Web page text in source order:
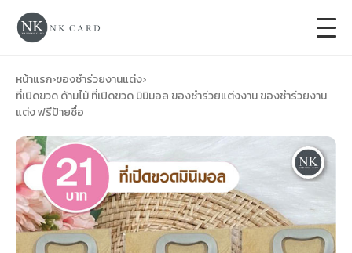
การ์ดแต่งงาน
ของชำร่วยงานแต่ง
ของรับไหว้ +
ป้ายของชำร่วยงานแต่ง
การ์ดงานบวช
หน้าแรก›ของชำร่วยงานแต่ง›
ที่เปิดขวด ด้ามไม้ ที่เปิดขวด มินิมอล ของชำร่วยแต่งงาน ของชำร่วยงาน
แต่ง ฟรีป้ายชื่อ